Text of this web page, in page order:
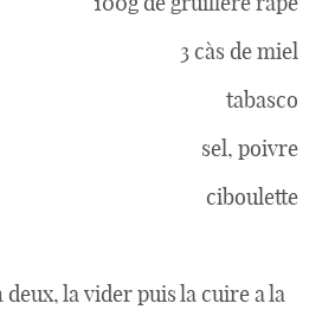
3 càs de miel
tabasco
sel, poivre
ciboulette
la vider puis la cuire a la